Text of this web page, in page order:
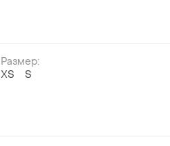
Размер:
ХS
S